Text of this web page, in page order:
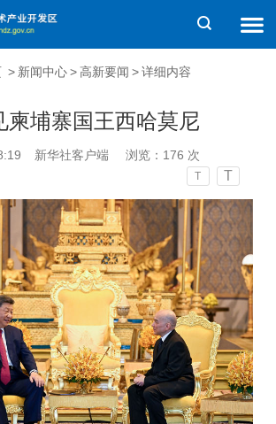
> 新闻中心 > 高新要闻 > 详细内容
柬埔寨国王西哈莫尼
新华社客户端 浏览： 176 次
T T